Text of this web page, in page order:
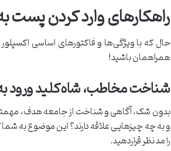
راهکارهای وارد کردن پست
همراهمان باشید!
شناخت مخاطب، شاه‌کلید ورود
بدون شک، آگاهی و شناخت از جامعه هدف،
و به چه چیزهایی علاقه دارند؟ این موضوع به شما
را مد نظر قراردهید.